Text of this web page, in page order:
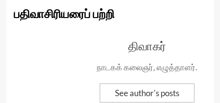
பதிவாசிரியரைப் பற்றி
திவாகர்
நாடகக் கலைஞர், எழுத்தாளர்.
See author's posts